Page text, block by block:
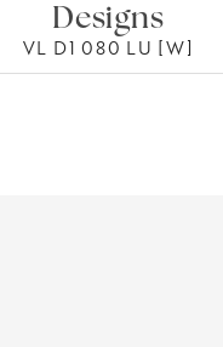
Designs
VL D1 080 LU [W]